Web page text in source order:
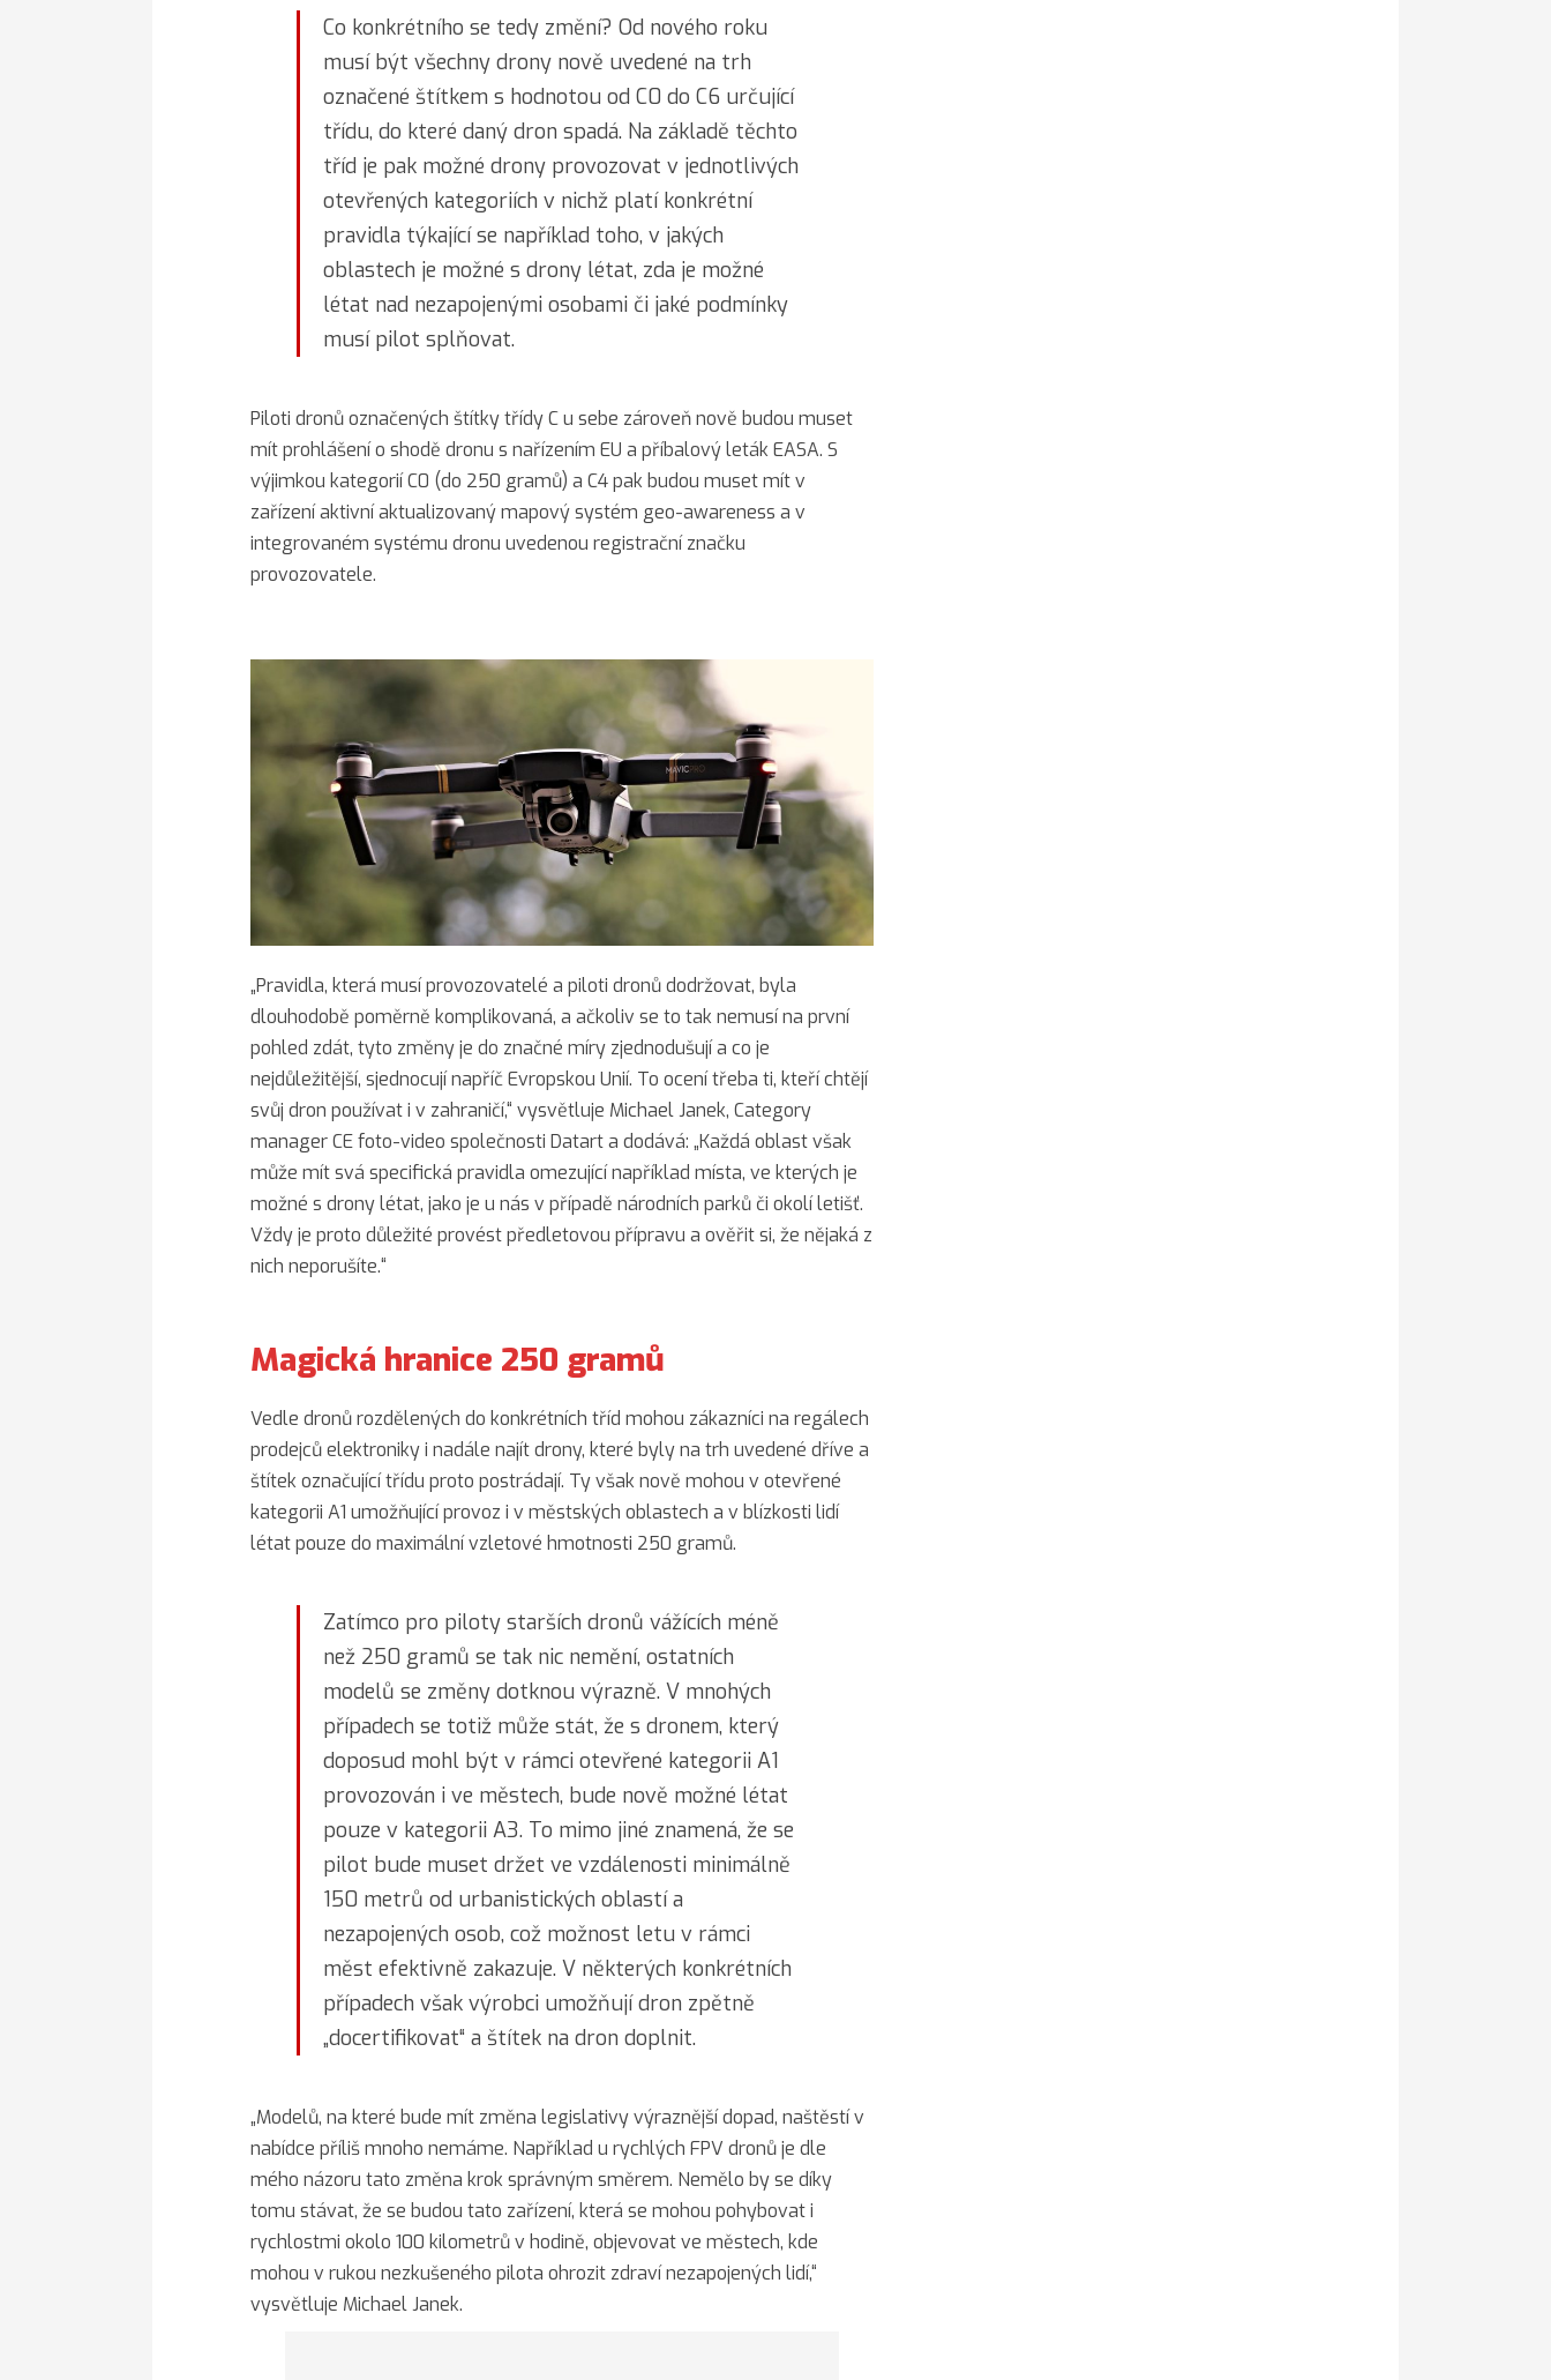
Co konkrétního se tedy změní? Od nového roku
musí být všechny drony nově uvedené na trh
označené štítkem s hodnotou od C0 do C6 určující
třídu, do které daný dron spadá. Na základě těchto
tříd je pak možné drony provozovat v jednotlivých
otevřených kategoriích v nichž platí konkrétní
pravidla týkající se například toho, v jakých
oblastech je možné s drony létat, zda je možné
létat nad nezapojenými osobami či jaké podmínky
musí pilot splňovat.
Piloti dronů označených štítky třídy C u sebe zároveň nově budou muset
mít prohlášení o shodě dronu s nařízením EU a příbalový leták EASA. S
výjimkou kategorií C0 (do 250 gramů) a C4 pak budou muset mít v
zařízení aktivní aktualizovaný mapový systém geo-awareness a v
integrovaném systému dronu uvedenou registrační značku
provozovatele.
„Pravidla, která musí provozovatelé a piloti dronů dodržovat, byla
dlouhodobě poměrně komplikovaná, a ačkoliv se to tak nemusí na první
pohled zdát, tyto změny je do značné míry zjednodušují a co je
nejdůležitější, sjednocují napříč Evropskou Unií. To ocení třeba ti, kteří chtějí
svůj dron používat i v zahraničí,“ vysvětluje Michael Janek, Category
manager CE foto-video společnosti Datart a dodává: „Každá oblast však
může mít svá specifická pravidla omezující například místa, ve kterých je
možné s drony létat, jako je u nás v případě národních parků či okolí letišť.
Vždy je proto důležité provést předletovou přípravu a ověřit si, že nějaká z
nich neporušíte.“
Magická hranice 250 gramů
Vedle dronů rozdělených do konkrétních tříd mohou zákazníci na regálech
prodejců elektroniky i nadále najít drony, které byly na trh uvedené dříve a
štítek označující třídu proto postrádají. Ty však nově mohou v otevřené
kategorii A1 umožňující provoz i v městských oblastech a v blízkosti lidí
létat pouze do maximální vzletové hmotnosti 250 gramů.
Zatímco pro piloty starších dronů vážících méně
než 250 gramů se tak nic nemění, ostatních
modelů se změny dotknou výrazně. V mnohých
případech se totiž může stát, že s dronem, který
doposud mohl být v rámci otevřené kategorii A1
provozován i ve městech, bude nově možné létat
pouze v kategorii A3. To mimo jiné znamená, že se
pilot bude muset držet ve vzdálenosti minimálně
150 metrů od urbanistických oblastí a
nezapojených osob, což možnost letu v rámci
měst efektivně zakazuje. V některých konkrétních
případech však výrobci umožňují dron zpětně
„docertifikovat“ a štítek na dron doplnit.
„Modelů, na které bude mít změna legislativy výraznější dopad, naštěstí v
nabídce příliš mnoho nemáme. Například u rychlých FPV dronů je dle
mého názoru tato změna krok správným směrem. Nemělo by se díky
tomu stávat, že se budou tato zařízení, která se mohou pohybovat i
rychlostmi okolo 100 kilometrů v hodině, objevovat ve městech, kde
mohou v rukou nezkušeného pilota ohrozit zdraví nezapojených lidí,“
vysvětluje Michael Janek.